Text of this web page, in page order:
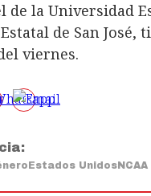
de la Universidad
de San José,
viernes.
Estados Unidos NCAA